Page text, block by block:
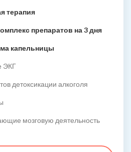
терапия
препаратов на 3 дня
капельницы
ЭКГ
детоксикации алкоголя
мозговую деятельность